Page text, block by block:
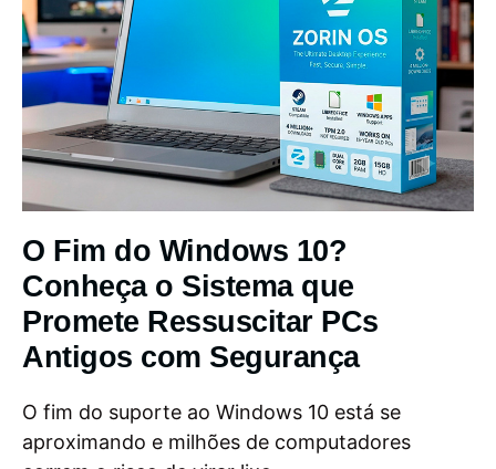
O Fim do Windows 10?
Conheça o Sistema que
Promete Ressuscitar PCs
Antigos com Segurança
O fim do suporte ao Windows 10 está se
aproximando e milhões de computadores